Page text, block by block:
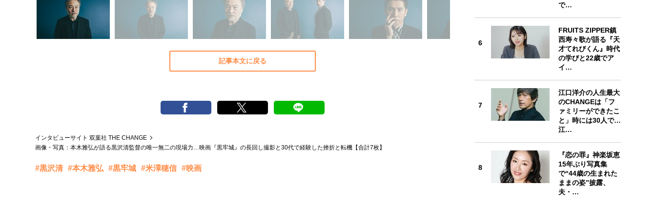
記事本文に戻る
インタビューサイト 双葉社 THE CHANGE
画像・写真：本木雅弘が語る黒沢清監督の唯一無二の現場力…映画『黒牢城』の長回し撮影と30代で経験した挫折と転機【合計7枚】
#黒沢清 #本木雅弘 #黒牢城 #米澤穂信 #映画
で…
6
FRUITS ZIPPER鎮
西寿々歌が語る『天
才てれびくん』時代
の学びと22歳でア
イ…
7
江口洋介の人生最大
のCHANGEは「フ
ァミリーができたこ
と」時には30人で…
江…
8
『恋の罪』神楽坂恵
15年ぶり写真集
で“44歳の生まれた
ままの姿”披露、
夫・…